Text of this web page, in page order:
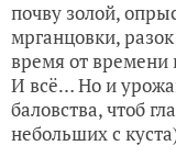
почву золой,
мрганцовки,
время от
И всё… Но и
баловства, чтоб
небольших с